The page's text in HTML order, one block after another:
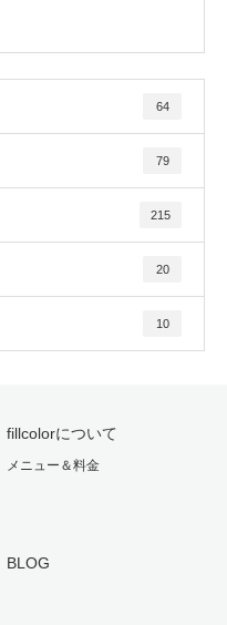
64
79
215
20
10
fillcolorについて
メニュー＆料金
BLOG